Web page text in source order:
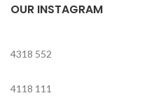
OUR INSTAGRAM
4318 552
4118 111